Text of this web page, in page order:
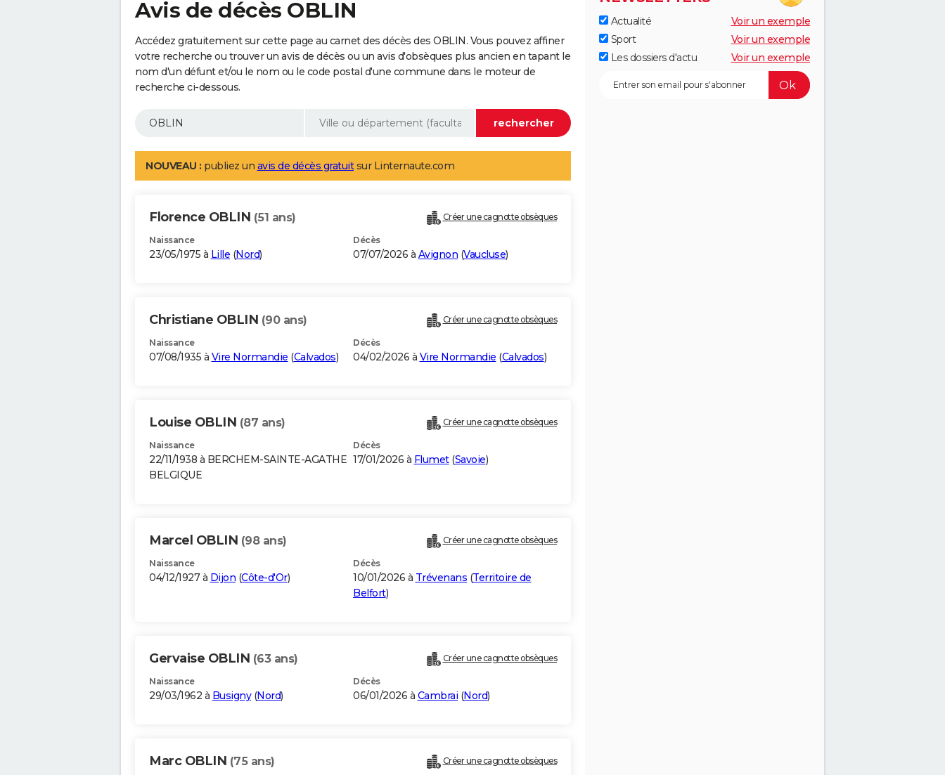
Avis de décès OBLIN
Accédez gratuitement sur cette page au carnet des décès des OBLIN. Vous pouvez affiner
votre recherche ou trouver un avis de décès ou un avis d'obsèques plus ancien en tapant le
nom d'un défunt et/ou le nom ou le code postal d'une commune dans le moteur de
recherche ci-dessous.
NOUVEAU : publiez un avis de décès gratuitsur Linternaute.com
Florence OBLIN (51 ans) Créer une cagnotte obsèques
Naissance
23/05/1975 à Lille (Nord)
Décès
07/07/2026 à Avignon (Vaucluse)
Christiane OBLIN (90 ans) Créer une cagnotte obsèques
Naissance
07/08/1935 à Vire Normandie (Calvados)
Décès
04/02/2026 à Vire Normandie (Calvados)
Louise OBLIN (87 ans) Créer une cagnotte obsèques
Naissance
22/11/1938 à BERCHEM-SAINTE-AGATHE
BELGIQUE
Décès
17/01/2026 à Flumet(Savoie)
Marcel OBLIN (98 ans) Créer une cagnotte obsèques
Naissance
04/12/1927 à Dijon (Côte-d'Or)
Décès
10/01/2026 à Trévenans (Territoire de
Belfort)
Gervaise OBLIN (63 ans) Créer une cagnotte obsèques
Naissance
29/03/1962 à Busigny(Nord)
Décès
06/01/2026 à Cambrai (Nord)
Marc OBLIN (75 ans) Créer une cagnotte obsèques
Actualité
Voir un exemple
Sport
Voir un exemple
Les dossiers d'actu
Voir un exemple